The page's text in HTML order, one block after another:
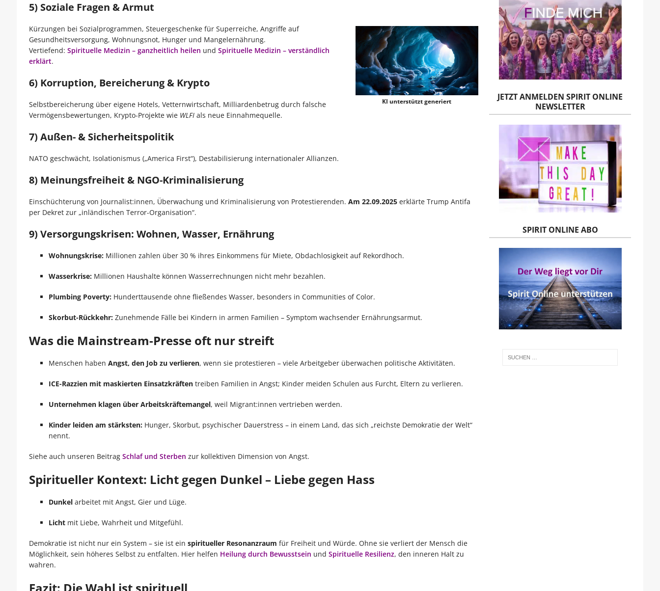
5) Soziale Fragen & Armut
KI unterstützt generiert
Kürzungen bei Sozialprogrammen, Steuergeschenke für Superreiche, Angriffe auf
Gesundheitsversorgung, Wohnungsnot, Hunger und Mangelernährung.
Vertiefend: Spirituelle Medizin – ganzheitlich heilen und Spirituelle Medizin – verständlich
erklärt.
6) Korruption, Bereicherung & Krypto
Selbstbereicherung über eigene Hotels, Vetternwirtschaft, Milliardenbetrug durch falsche
Vermögensbewertungen, Krypto-Projekte wie WLFIals neue Einnahmequelle.
7) Außen- & Sicherheitspolitik
NATO geschwächt, Isolationismus („America First“), Destabilisierung internationaler Allianzen.
8) Meinungsfreiheit & NGO-Kriminalisierung
Einschüchterung von Journalist:innen, Überwachung und Kriminalisierung von Protestierenden. Am 22.09.2025erklärte Trump Antifa
per Dekret zur „inländischen Terror-Organisation“.
9) Versorgungskrisen: Wohnen, Wasser, Ernährung
Wohnungskrise:Millionen zahlen über 30 % ihres Einkommens für Miete, Obdachlosigkeit auf Rekordhoch.
Wasserkrise:Millionen Haushalte können Wasserrechnungen nicht mehr bezahlen.
Plumbing Poverty:Hunderttausende ohne fließendes Wasser, besonders in Communities of Color.
Skorbut-Rückkehr:Zunehmende Fälle bei Kindern in armen Familien – Symptom wachsender Ernährungsarmut.
Was die Mainstream-Presse oft nur streift
Menschen haben Angst, den Job zu verlieren, wenn sie protestieren – viele Arbeitgeber überwachen politische Aktivitäten.
ICE-Razzien mit maskierten Einsatzkräftentreiben Familien in Angst; Kinder meiden Schulen aus Furcht, Eltern zu verlieren.
Unternehmen klagen über Arbeitskräftemangel, weil Migrant:innen vertrieben werden.
Kinder leiden am stärksten:Hunger, Skorbut, psychischer Dauerstress – in einem Land, das sich „reichste Demokratie der Welt“
nennt.
Siehe auch unseren Beitrag Schlaf und Sterben zur kollektiven Dimension von Angst.
Spiritueller Kontext: Licht gegen Dunkel – Liebe gegen Hass
Dunkelarbeitet mit Angst, Gier und Lüge.
Lichtmit Liebe, Wahrheit und Mitgefühl.
Demokratie ist nicht nur ein System – sie ist ein spiritueller Resonanzraum für Freiheit und Würde. Ohne sie verliert der Mensch die
Möglichkeit, sein höheres Selbst zu entfalten. Hier helfen Heilung durch Bewusstsein und Spirituelle Resilienz, den inneren Halt zu
wahren.
JETZT ANMELDEN SPIRIT ONLINE
NEWSLETTER
SPIRIT ONLINE ABO